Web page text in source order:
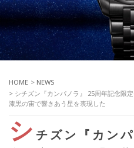
HOME > NEWS
> シチズン『カンパノラ』 25周年記念限
漆黒の宙で響きあう星を表現した
シ チズン『カン